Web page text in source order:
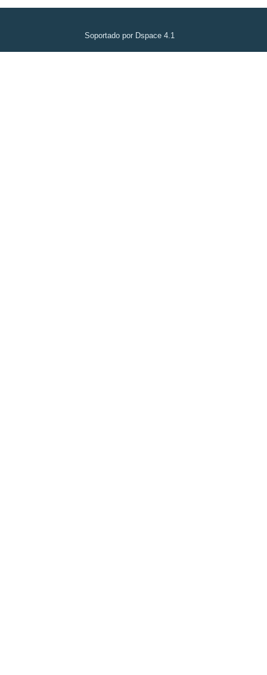
Soportado por Dspace 4.1